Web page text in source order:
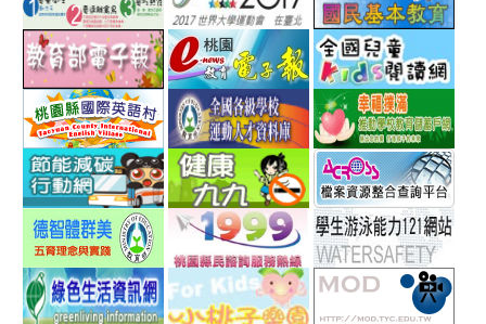
to
http://www.perdc.ntnu.edu.tw/anti-
flu/catalog.php?
MainCatalogID=2
http://
link
to
http://epaper.edu.tw/
link
to
http://163.30.192.132/
link
to
http://ev.tyc.edu.tw/
link
to
https://
to
link
to
http://ecolife.epa.gov.tw/cooler/default.aspx
link
to
http://
link
http://arteducation.sce.ntnu.edu.tw/fullfive/
link
to
http://www.tycg.gov.tw/
link
to
link
to